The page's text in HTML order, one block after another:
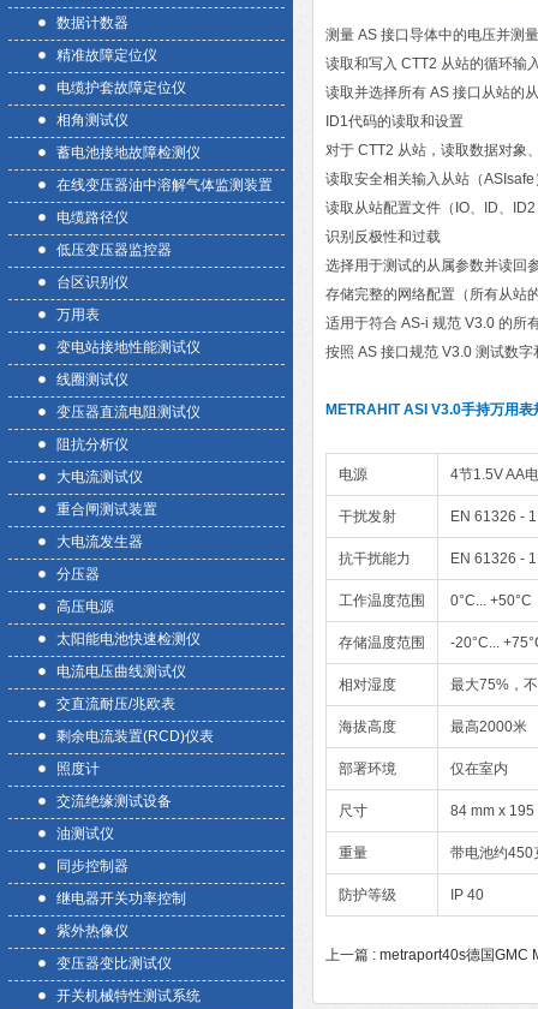
数据计数器
精准故障定位仪
电缆护套故障定位仪
相角测试仪
蓄电池接地故障检测仪
在线变压器油中溶解气体监测装置
电缆路径仪
低压变压器监控器
台区识别仪
万用表
变电站接地性能测试仪
线圈测试仪
变压器直流电阻测试仪
阻抗分析仪
大电流测试仪
重合闸测试装置
大电流发生器
分压器
高压电源
太阳能电池快速检测仪
电流电压曲线测试仪
交直流耐压/兆欧表
剩余电流装置(RCD)仪表
照度计
交流绝缘测试设备
油测试仪
同步控制器
继电器开关功率控制
紫外热像仪
变压器变比测试仪
开关机械特性测试系统
测量 AS 接口导体中的电压并测
读取和写入 CTT2 从站的循环输
读取并选择所有 AS 接口从站的
ID1代码的读取和设置
对于 CTT2 从站，读取数据对象
读取安全相关输入从站（
读取从站配置文件（IO、ID、
识别反极性和过载
选择用于测试的从属参数并读回
存储完整的网络配置（所有从站
适用于符合 AS-i 规范 V3.0 的所
按照 AS 接口规范 V3.0 测试数
METRAHIT ASI V3.0手持万用表
电源 4节1.5V AA
干扰发射 EN 61326 -
抗干扰能力 EN 61326 -
工作温度范围 0°C... +50°C
存储温度范围 -20°C...
相对湿度 最大75%，
海拔高度 最高2000米
部署环境 仅在室内
尺寸 84 mm x 195
重量 带电池约450
防护等级 IP 40
上一篇 : metraport40s德国GMC